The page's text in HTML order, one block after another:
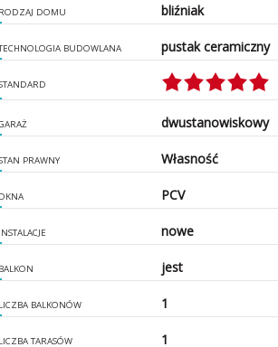
RODZAJ DOMU bliźniak
BUDOWLANA pustak ceramiczny
dwustanowiskowy
PRAWNY Własność
PCV
INSTALACJE nowe
BALKON jest
LICZBA BALKONÓW 1
LICZBA TARASÓW 1